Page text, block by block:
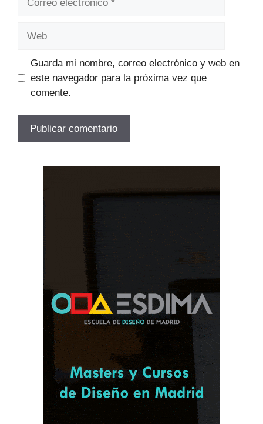
Guarda mi nombre, correo electrónico y web en
este navegador para la próxima vez que
comente.